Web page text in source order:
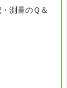
測量のＱ＆